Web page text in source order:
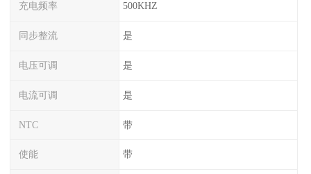
充电频率 500KHZ
同步整流 是
电压可调 是
电流可调 是
NTC 带
使能 带